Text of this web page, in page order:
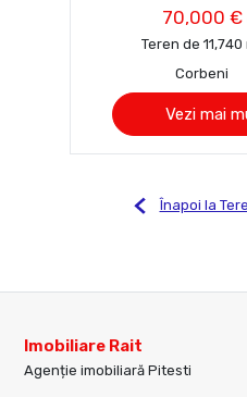
70,000 €
Teren de
Corbeni
Vezi mai
Înapoi la
Imobiliare Rait
Agenție imobiliară Pitesti